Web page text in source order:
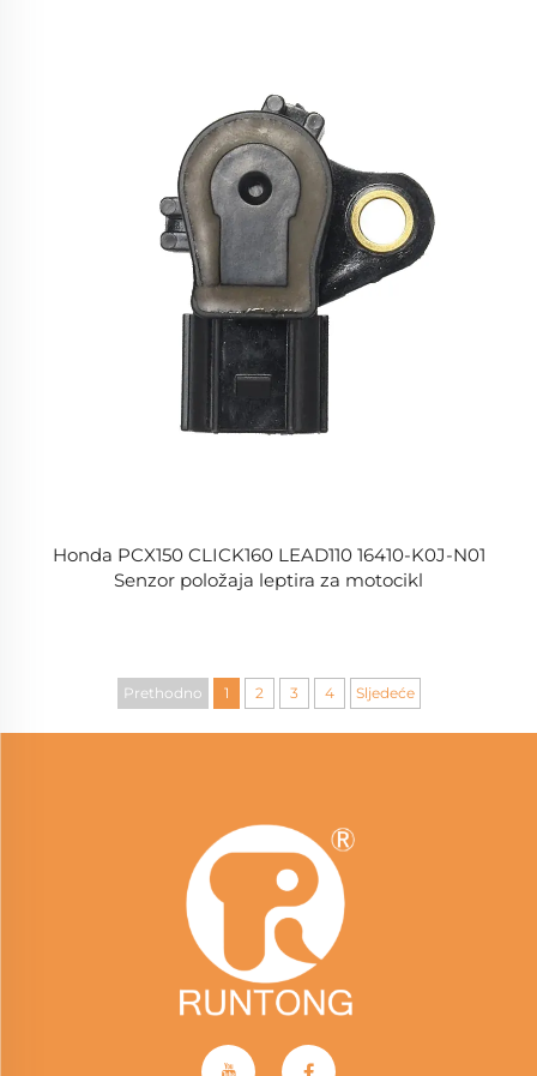
Honda PCX150 CLICK160 LEAD110 16410-K0J-N01
Senzor položaja leptira za motocikl
Prethodno 1 2 3 4 Sljedeće